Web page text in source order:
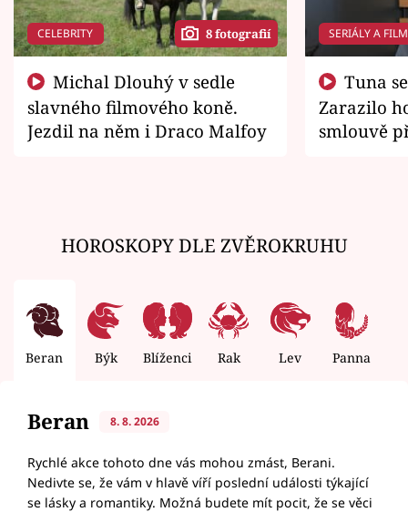
CELEBRITY 8 fotografií
slavného filmového koně.
Jezdil na něm i Draco Malfoy
SERIÁLY A
Zarazilo
smlouvě
HOROSKOPY DLE ZVĚROKRUHU
Beran Býk Blíženci Rak Lev Panna
Beran 8. 8. 2026
Rychlé akce tohoto dne vás mohou zmást, Berani.
Nedivte se, že vám v hlavě víří poslední události týkající
se lásky a romantiky. Možná budete mít pocit, že se věci